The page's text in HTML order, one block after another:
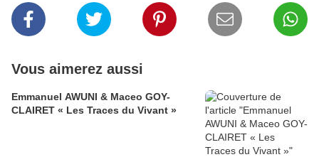
Vous aimerez aussi
Emmanuel AWUNI & Maceo GOY-
CLAIRET « Les Traces du Vivant »